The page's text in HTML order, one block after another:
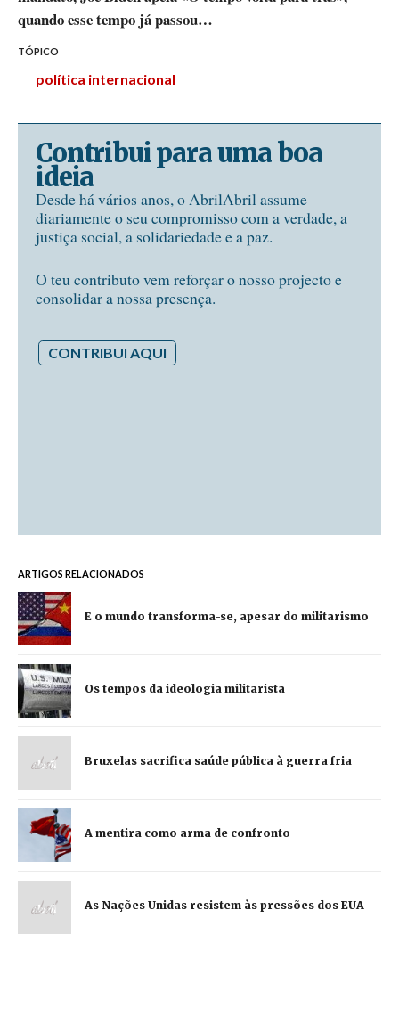
quando esse tempo já passou…
TÓPICO
política internacional
Contribui para uma boa
ideia
Desde há vários anos, o AbrilAbril assume
diariamente o seu compromisso com a verdade, a
justiça social, a solidariedade e a paz.
O teu contributo vem reforçar o nosso projecto e
consolidar a nossa presença.
CONTRIBUI AQUI
ARTIGOS RELACIONADOS
E o mundo transforma-se, apesar do militarismo
Os tempos da ideologia militarista
Bruxelas sacrifica saúde pública à guerra fria
A mentira como arma de confronto
As Nações Unidas resistem às pressões dos EUA